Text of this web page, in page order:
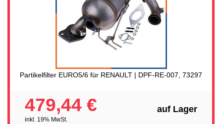
Partikelfilter EURO5/6 für RENAULT | DPF-RE-007, 73297
479,44 €
inkl. 19% MwSt.
auf Lager